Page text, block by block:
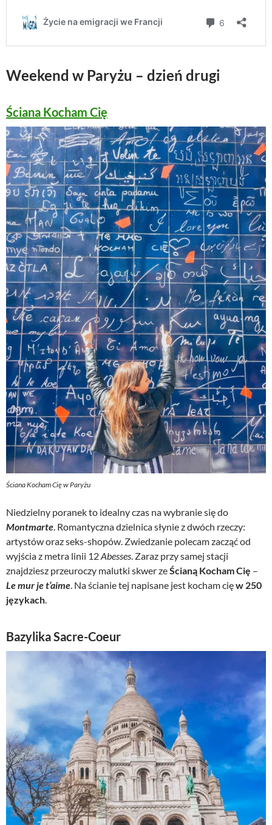
Weekend w Paryżu – dzień drugi
Ściana Kocham Cię
Ściana Kocham Cię w Paryżu
Niedzielny poranek to idealny czas na wybranie się do
Montmarte . Romantyczna dzielnica słynie z dwóch rzeczy:
artystów oraz seks-shopów. Zwiedzanie polecam zacząć od
wyjścia z metra linii 12Abesses . Zaraz przy samej stacji
znajdziesz przeuroczy malutki skwer zeŚcianą Kocham Cię –
Le mur je t’aime . Na ścianie tej napisane jest kocham cięw 250
językach
Bazylika Sacre-Coeur